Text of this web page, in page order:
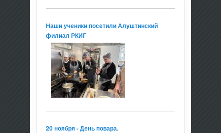
Наши ученики посетили Алуштинский
филиал РКИГ
20 ноября - День повара.